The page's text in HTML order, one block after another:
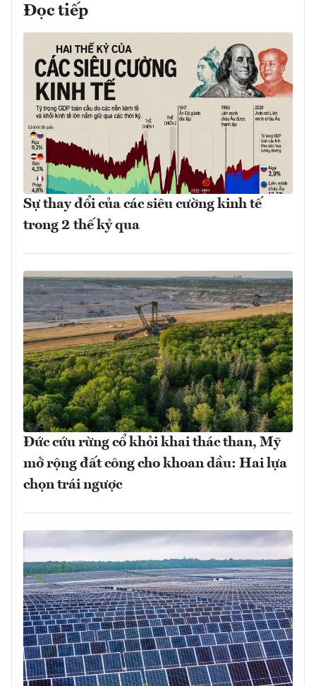
Đọc tiếp
Sự thay đổi của các siêu cường kinh tế
trong 2 thế kỷ qua
Đức cứu rừng cổ khỏi khai thác than, Mỹ
mở rộng đất công cho khoan dầu: Hai lựa
chọn trái ngược